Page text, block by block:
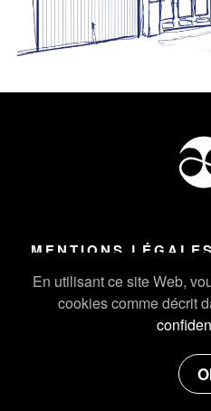
En utilisant ce site Web,
cookies comme décrit
MENTIONS LÉGALES